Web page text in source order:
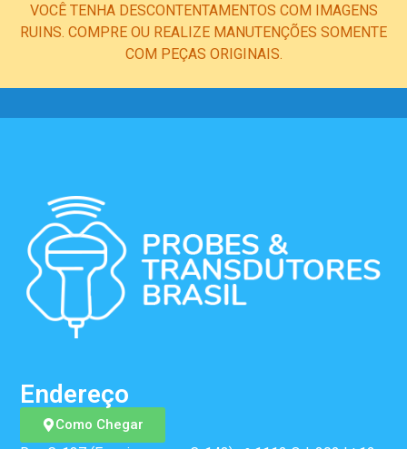
VOCÊ TENHA DESCONTENTAMENTOS COM IMAGENS
RUINS. COMPRE OU REALIZE MANUTENÇÕES SOMENTE
COM PEÇAS ORIGINAIS.
Como Chegar
Endereço